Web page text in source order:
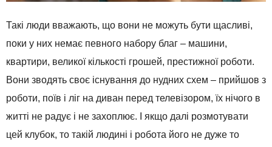
Такі люди вважають, що вони не можуть бути щасливі,
поки у них немає певного набору благ – машини,
квартири, великої кількості грошей, престижної роботи.
Вони зводять своє існування до нудних схем – прийшов з
роботи, поїв і ліг на диван перед телевізором, їх нічого в
житті не радує і не захоплює. І якщо далі розмотувати
цей клубок, то такій людині і робота його не дуже то